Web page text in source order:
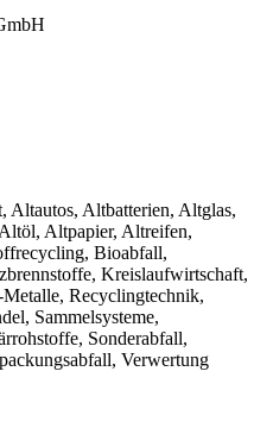
Altbatterien, Altglas,
Altpapier, Altreifen,
Bioabfall,
Kreislaufwirtschaft,
Recyclingtechnik,
Sammelsysteme,
Sonderabfall,
Verwertung